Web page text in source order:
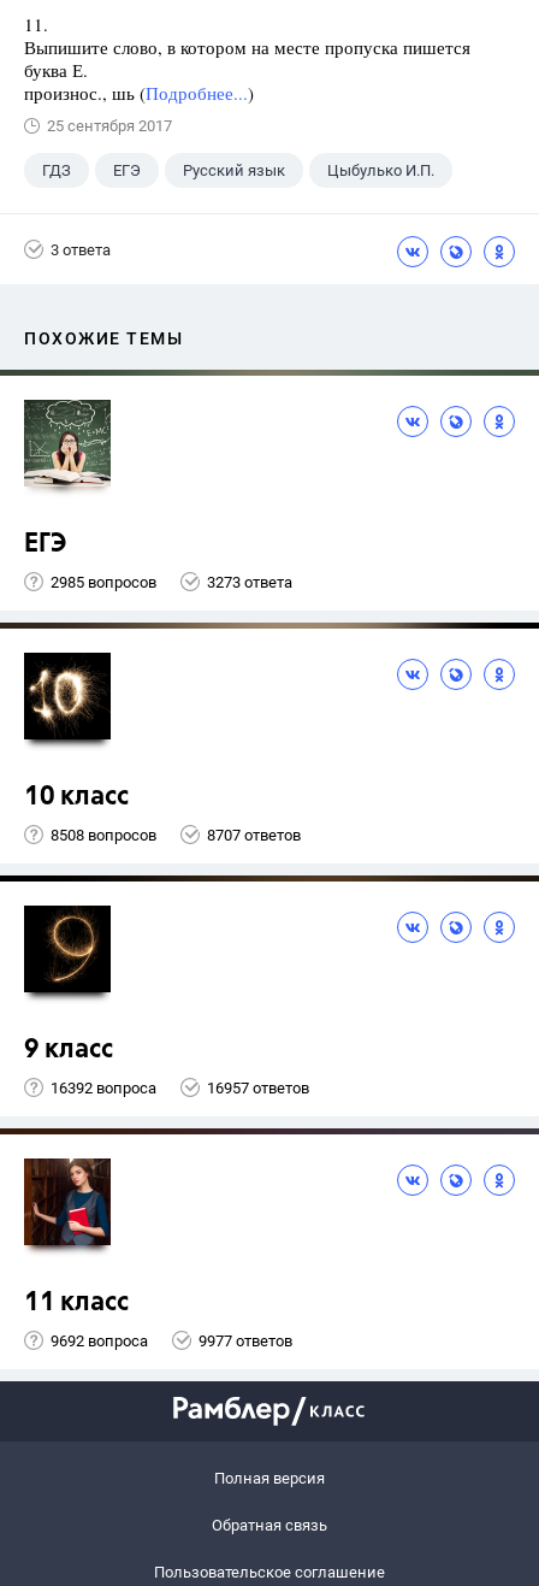
11.
Выпишите слово, в котором на месте пропуска пишется
буква Е.
произнос., шь (Подробнее...)
25 сентября 2017
ГДЗ ЕГЭ Русский язык Цыбулько И.П.
3 ответа
ПОХОЖИЕ ТЕМЫ
ЕГЭ
2985 вопросов 3273 ответа
10 класс
8508 вопросов 8707 ответов
9 класс
16392 вопроса 16957 ответов
11 класс
9692 вопроса 9977 ответов
Полная версия
Обратная связь
Пользовательское соглашение